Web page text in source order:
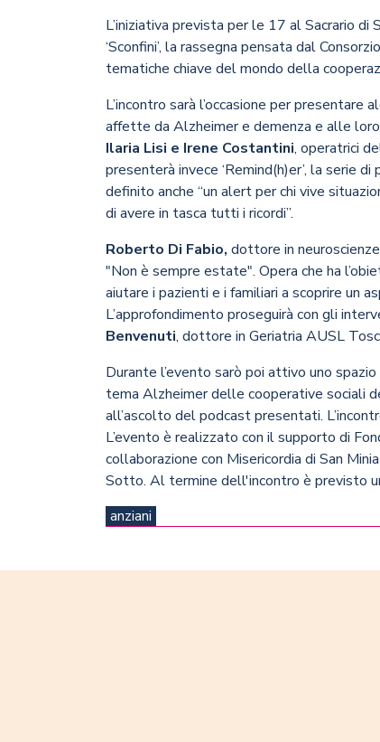
L’iniziativa prevista per le 17 al Sacrario
‘Sconfini’, la rassegna pensata dal
tematiche chiave del mondo della
L’incontro sarà l’occasione per
affette da Alzheimer e demenza e alle
Ilaria Lisi e Irene Costantini, operatrici
presenterà invece ‘Remind(h)er’, la serie
definito anche “un alert per chi vive
di avere in tasca tutti i ricordi”.
Roberto Di Fabio, dottore in
"Non è sempre estate". Opera che ha
aiutare i pazienti e i familiari a scoprire un
L’approfondimento proseguirà con gli
Benvenuti, dottore in Geriatria AUSL
Durante l’evento sarò poi attivo uno
tema Alzheimer delle cooperative sociali
all’ascolto del podcast presentati.
L’evento è realizzato con il supporto di
collaborazione con Misericordia di San
Sotto. Al termine dell'incontro è previsto
anziani